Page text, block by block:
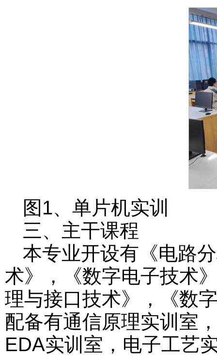
图1、单片机实训
三、主干课程
本专业开设有《电路
术》，《数字电子技术
理与接口技术》，《数
配备有通信原理实训室
EDA实训室，电子工艺